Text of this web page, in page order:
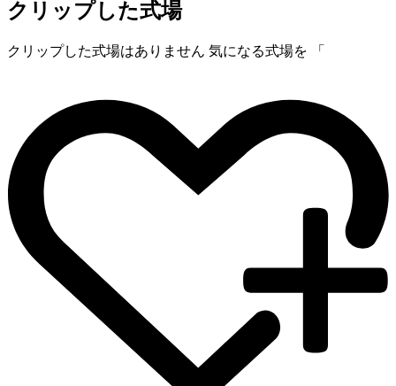
クリップした式場
クリップした式場はありません 気になる式場を 「